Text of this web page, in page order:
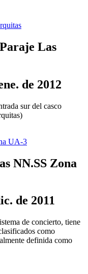
Las
de 2012
sur del casco
NN.SS Zona
de 2011
de concierto, tiene
como
definida como